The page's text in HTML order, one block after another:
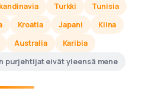
Turkki
Tunisia
Kroatia Japani
Kiina
Australia
Karibia
purjehtijat eivät yleensä mene